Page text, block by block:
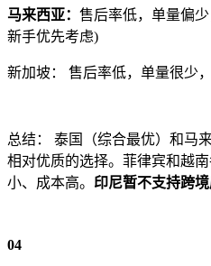
马来西亚： 售后率低，单量偏
新手优先考虑)
新加坡： 售后率低，单量很少
总结： 泰国（综合最优）和马
相对优质的选择。菲律宾和越
小、成本高。 印尼暂不支持跨境
04